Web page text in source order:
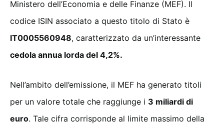
Ministero dell’Economia e delle Finanze (MEF). Il
codice ISIN associato a questo titolo di Stato è
IT0005560948, caratterizzato da un’interessante
cedola annua lorda del 4,2%.
Nell’ambito dell’emissione, il MEF ha generato titoli
per un valore totale che raggiunge i 3 miliardi di
euro. Tale cifra corrisponde al limite massimo della